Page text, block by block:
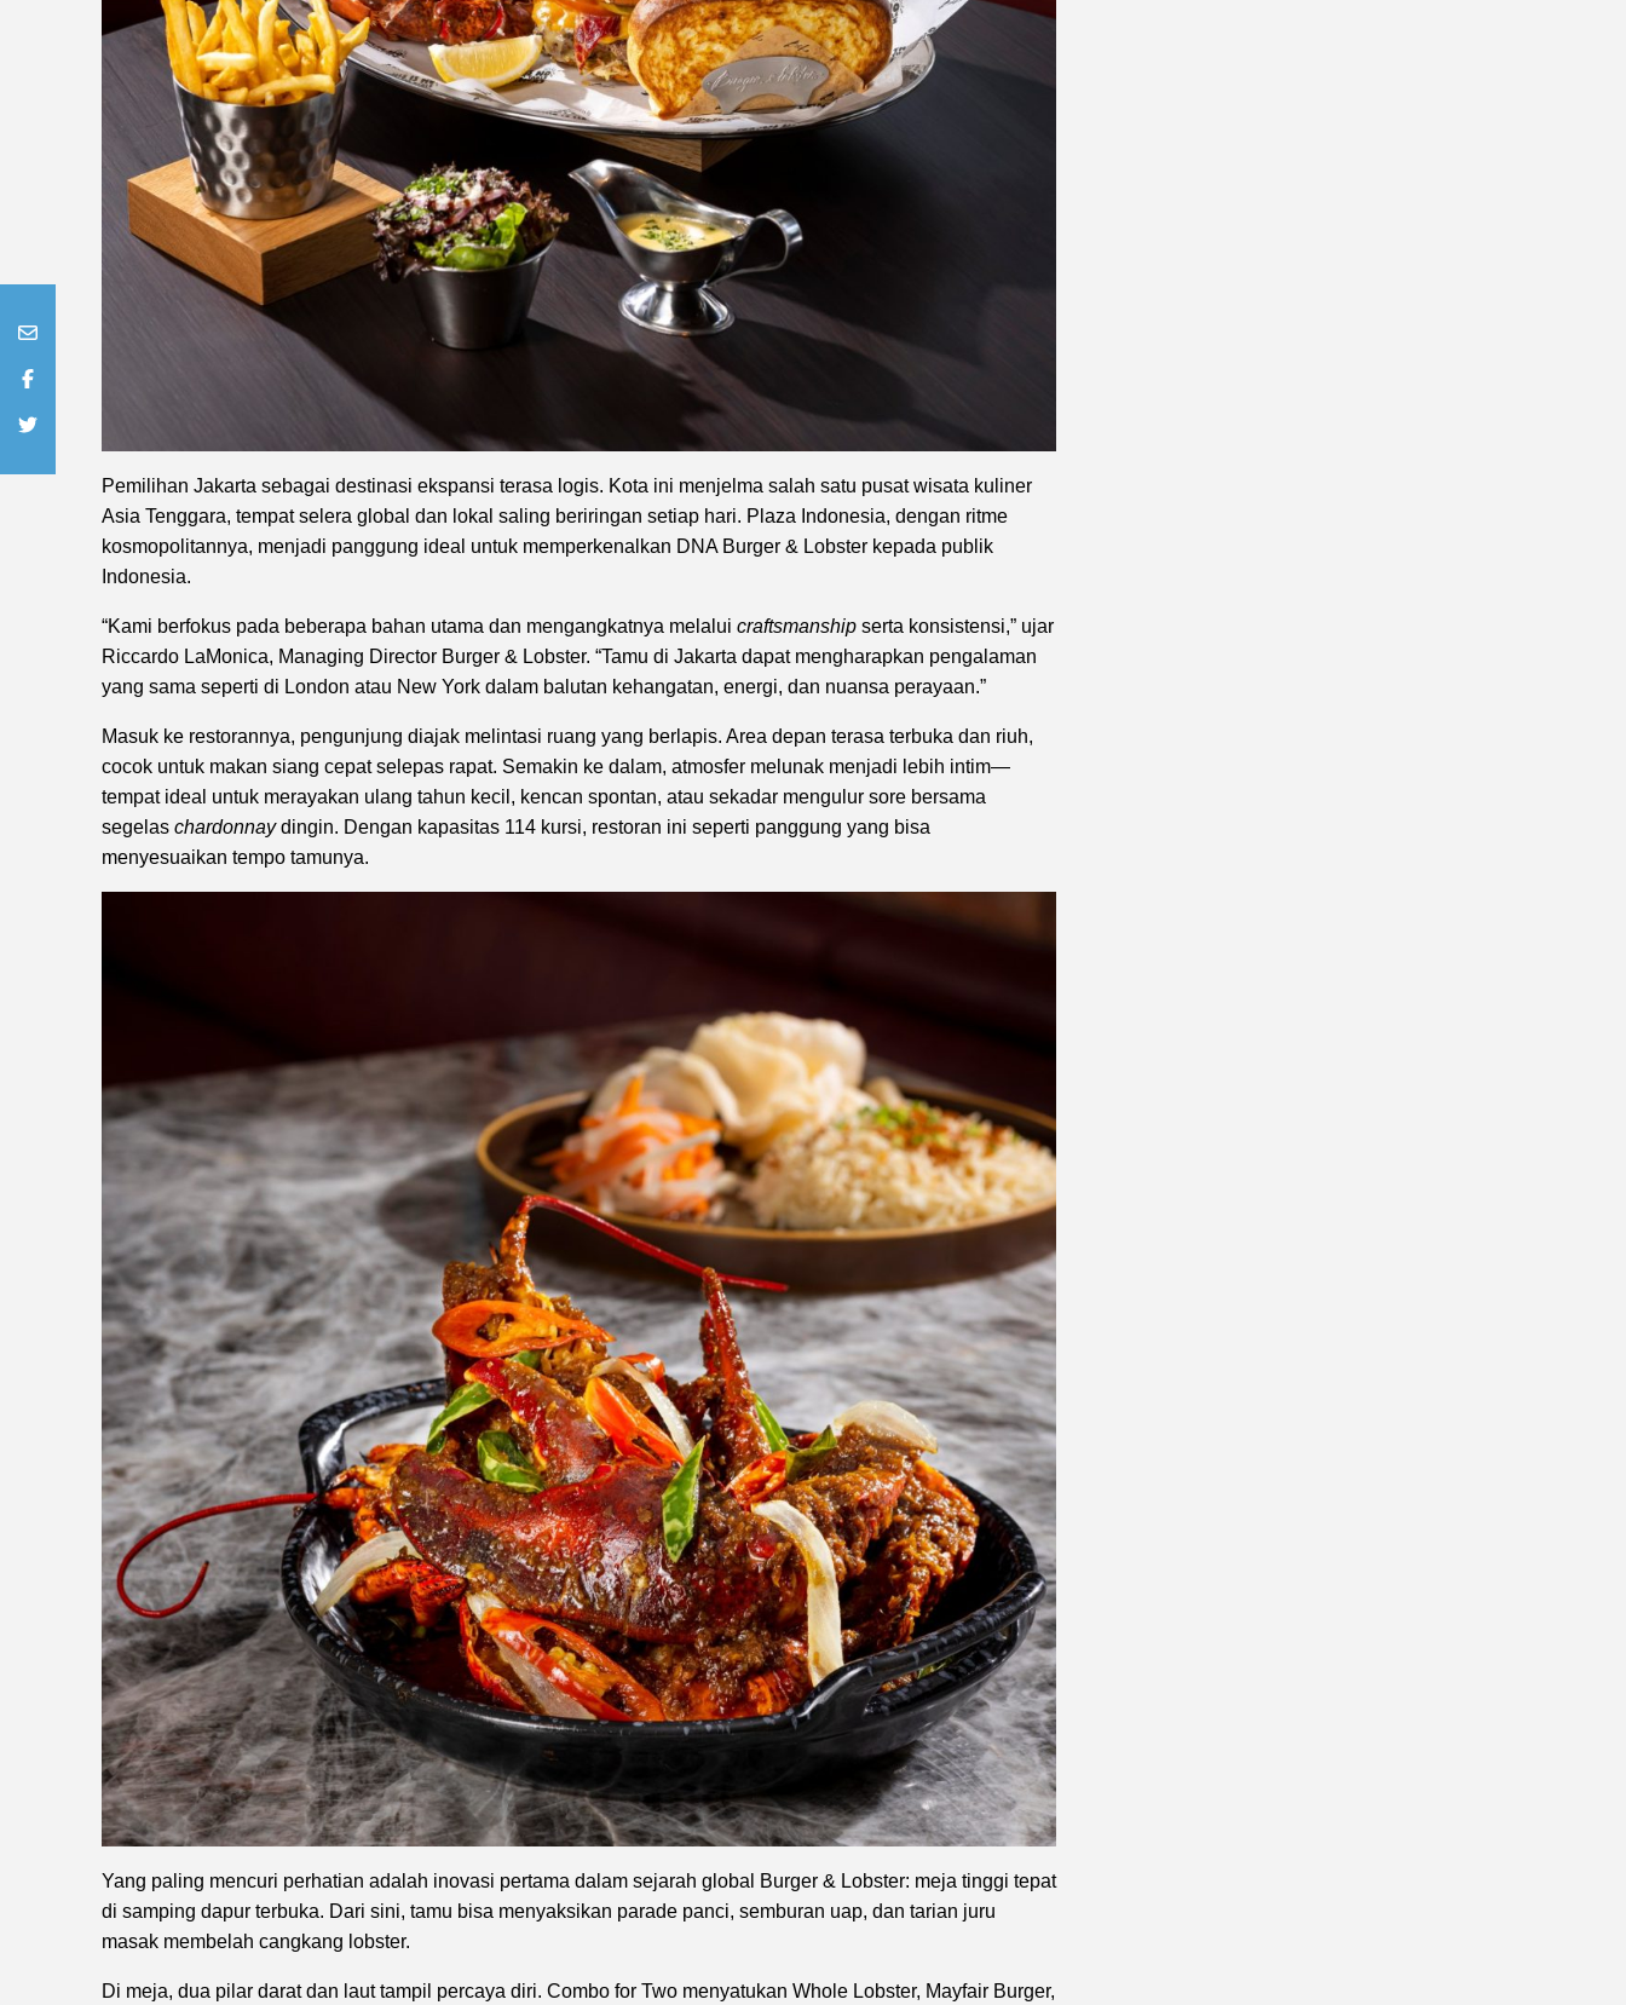
Pemilihan Jakarta sebagai destinasi ekspansi terasa logis. Kota ini menjelma salah satu pusat wisata kuliner
Asia Tenggara, tempat selera global dan lokal saling beriringan setiap hari. Plaza Indonesia, dengan ritme
kosmopolitannya, menjadi panggung ideal untuk memperkenalkan DNA Burger & Lobster kepada publik
Indonesia.
“Kami berfokus pada beberapa bahan utama dan mengangkatnya melalui craftsmanship serta konsistensi,” ujar
Riccardo LaMonica, Managing Director Burger & Lobster. “Tamu di Jakarta dapat mengharapkan pengalaman
yang sama seperti di London atau New York dalam balutan kehangatan, energi, dan nuansa perayaan.”
Masuk ke restorannya, pengunjung diajak melintasi ruang yang berlapis. Area depan terasa terbuka dan riuh,
cocok untuk makan siang cepat selepas rapat. Semakin ke dalam, atmosfer melunak menjadi lebih intim—
tempat ideal untuk merayakan ulang tahun kecil, kencan spontan, atau sekadar mengulur sore bersama
segelas chardonnaydingin. Dengan kapasitas 114 kursi, restoran ini seperti panggung yang bisa
menyesuaikan tempo tamunya.
Yang paling mencuri perhatian adalah inovasi pertama dalam sejarah global Burger & Lobster: meja tinggi tepat
di samping dapur terbuka. Dari sini, tamu bisa menyaksikan parade panci, semburan uap, dan tarian juru
masak membelah cangkang lobster.
Di meja, dua pilar darat dan laut tampil percaya diri. Combo for Two menyatukan Whole Lobster, Mayfair Burger,